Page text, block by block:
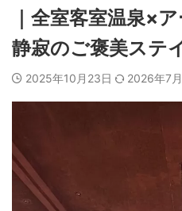
｜全室客室温泉×
静寂のご褒美ステ
2025年10月23日 2026年7